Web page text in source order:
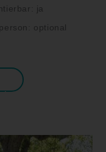
ja
optional
. Um auf
werden.